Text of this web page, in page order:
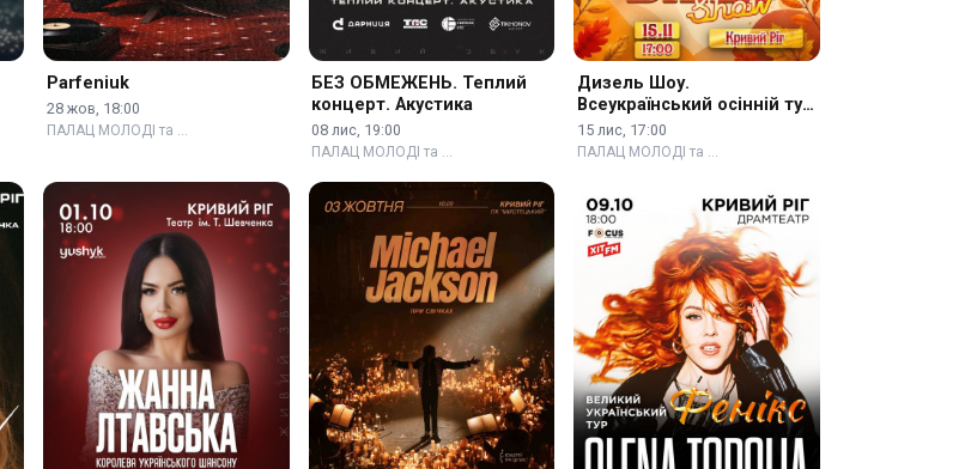
Parfeniuk
28 жов, 18:00
ПАЛАЦ МОЛОДІ та …
БЕЗ ОБМЕЖЕНЬ. Теплий
концерт. Акустика
08 лис, 19:00
ПАЛАЦ МОЛОДІ та …
Дизель Шоу.
Всеукраїнський осінній тур
2026
15 лис, 17:00
ПАЛАЦ МОЛОДІ та …